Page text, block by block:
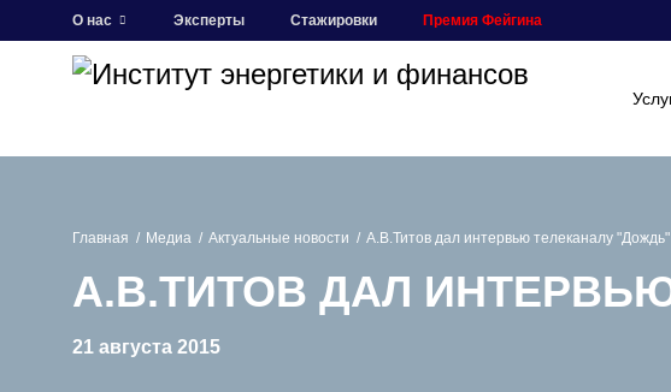
О нас Эксперты Стажировки Премия Фейгина
Главная Медиа Актуальные новости А.В.Титов дал интервью телеканалу "Дождь"
А.В.ТИТОВ ДАЛ
21 августа 2015